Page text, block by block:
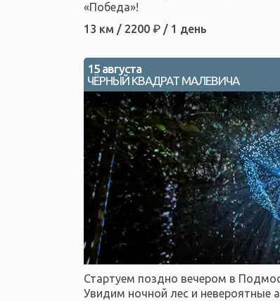
«Победа»!
13 км / 2200 ₽ / 1 день
15 августа
ЧЁРНЫЙ КВАДРАТ МАЛЕВИЧА
Стартуем поздно вечером в
Увидим ночной лес и невероятные